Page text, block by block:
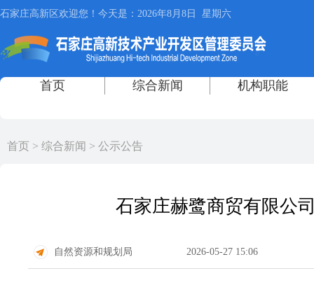
首页 > 综合新闻 > 公示公告
石家庄赫鹭商贸有限公
自然资源和规划局 2026-05-27 15:06